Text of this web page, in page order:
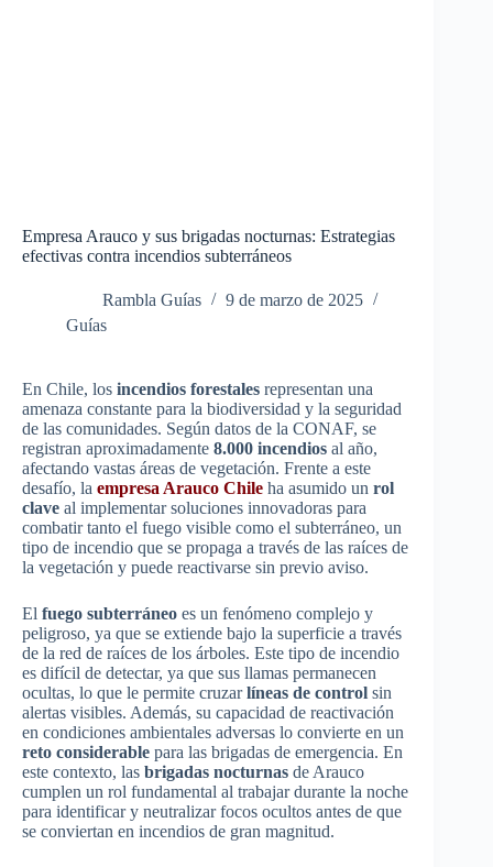
Empresa Arauco y sus brigadas nocturnas: Estrategias
efectivas contra incendios subterráneos
Rambla Guías
9 de marzo de 2025
Guías
En Chile, los incendios forestales representan una
amenaza constante para la biodiversidad y la seguridad
de las comunidades. Según datos de la CONAF, se
registran aproximadamente 8.000 incendios al año,
afectando vastas áreas de vegetación. Frente a este
desafío, la empresa Arauco Chile ha asumido un rol
clave al implementar soluciones innovadoras para
combatir tanto el fuego visible como el subterráneo, un
tipo de incendio que se propaga a través de las raíces de
la vegetación y puede reactivarse sin previo aviso.
El fuego subterráneo es un fenómeno complejo y
peligroso, ya que se extiende bajo la superficie a través
de la red de raíces de los árboles. Este tipo de incendio
es difícil de detectar, ya que sus llamas permanecen
ocultas, lo que le permite cruzarlíneas de control sin
alertas visibles. Además, su capacidad de reactivación
en condiciones ambientales adversas lo convierte en un
reto considerable para las brigadas de emergencia. En
este contexto, las brigadas nocturnas de Arauco
cumplen un rol fundamental al trabajar durante la noche
para identificar y neutralizar focos ocultos antes de que
se conviertan en incendios de gran magnitud.